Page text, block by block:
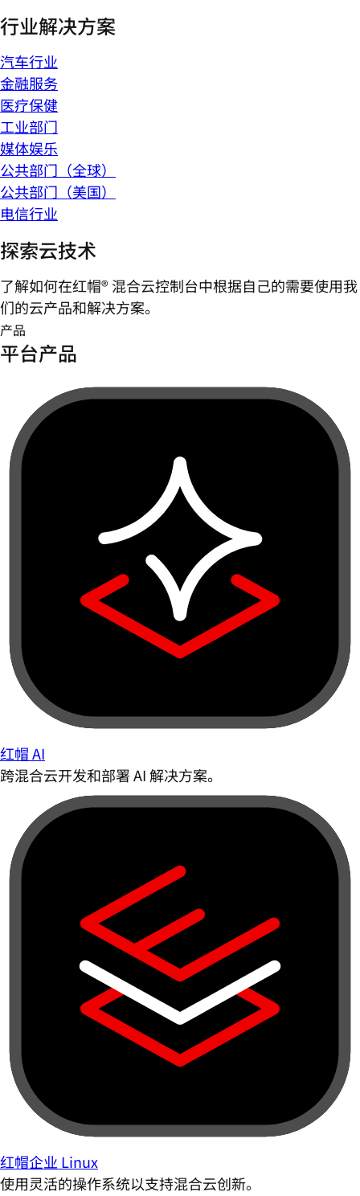
行业解决方案
汽车行业
金融服务
医疗保健
工业部门
媒体娱乐
公共部门（全球）
公共部门（美国）
电信行业
探索云技术
了解如何在红帽® 混合云控制台中根据自己的需要使用我
们的云产品和解决方案。
产品
平台产品
红帽 AI
跨混合云开发和部署 AI 解决方案。
红帽企业 Linux
使用灵活的操作系统以支持混合云创新。